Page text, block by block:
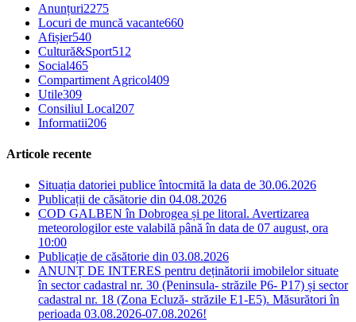
Anunțuri2275
Locuri de muncă vacante660
Afișier540
Cultură&Sport512
Social465
Compartiment Agricol409
Utile309
Consiliul Local207
Informatii206
Articole recente
Situația datoriei publice întocmită la data de 30.06.2026
Publicații de căsătorie din 04.08.2026
COD GALBEN în Dobrogea și pe litoral. Avertizarea
meteorologilor este valabilă până în data de 07 august, ora
10:00
Publicație de căsătorie din 03.08.2026
ANUNȚ DE INTERES pentru deținătorii imobilelor situate
în sector cadastral nr. 30 (Peninsula- străzile P6- P17) și sector
cadastral nr. 18 (Zona Ecluză- străzile E1-E5). Măsurători în
perioada 03.08.2026-07.08.2026!